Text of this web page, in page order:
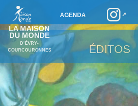
LA MAISON
DU MONDE
D’ÉVRY-
COURCOURONNES
AGENDA
ÉDITOS